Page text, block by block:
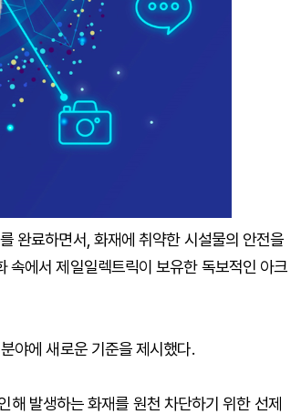
완료하면서, 화재에 취약한 시설물의 안전을
속에서 제일일렉트릭이 보유한 독보적인 아크
야에 새로운 기준을 제시했다.
발생하는 화재를 원천 차단하기 위한 선제